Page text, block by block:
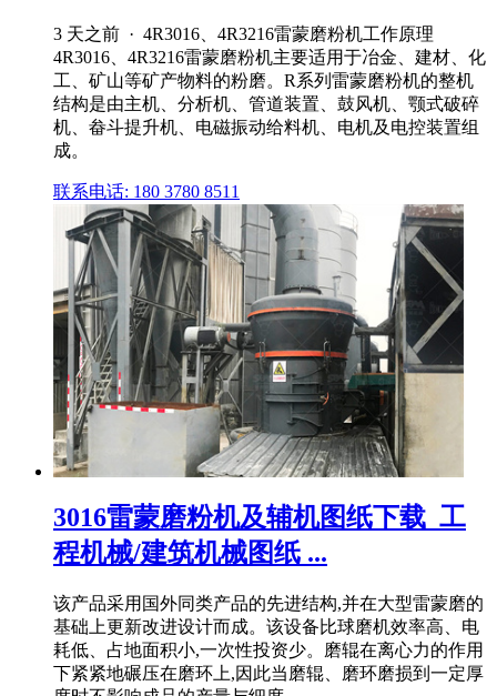
3 天之前 · 4R3016、4R3216雷蒙磨粉机工作原理
4R3016、4R3216雷蒙磨粉机主要适用于冶金、建材、化
工、矿山等矿产物料的粉磨。R系列雷蒙磨粉机的整机
结构是由主机、分析机、管道装置、鼓风机、颚式破碎
机、畚斗提升机、电磁振动给料机、电机及电控装置组
成。
联系电话: 180 3780 8511
3016雷蒙磨粉机及辅机图纸下载_工
程机械/建筑机械图纸 ...
该产品采用国外同类产品的先进结构,并在大型雷蒙磨的
基础上更新改进设计而成。该设备比球磨机效率高、电
耗低、占地面积小,一次性投资少。磨辊在离心力的作用
下紧紧地碾压在磨环上,因此当磨辊、磨环磨损到一定厚